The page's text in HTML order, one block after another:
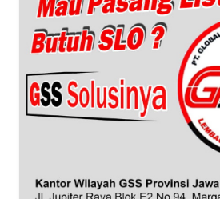
WN
RIAU
WN
SERAMBI